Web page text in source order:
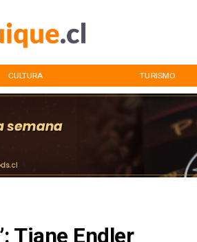
CULTURA TURISMO
Tiane Endler